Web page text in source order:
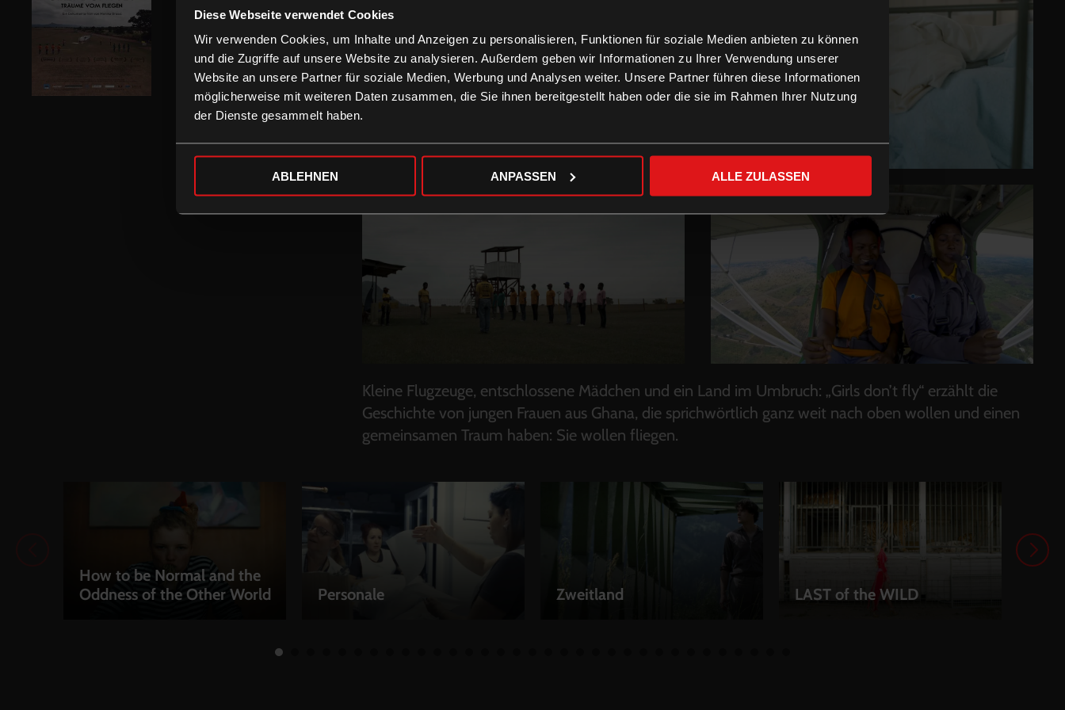
Diese Webseite verwendet Cookies
Wir verwenden Cookies, um Inhalte und Anzeigen zu personalisieren, Funktionen für soziale Medien anbieten zu können
und die Zugriffe auf unsere Website zu analysieren. Außerdem geben wir Informationen zu Ihrer Verwendung unserer
Website an unsere Partner für soziale Medien, Werbung und Analysen weiter. Unsere Partner führen diese Informationen
möglicherweise mit weiteren Daten zusammen, die Sie ihnen bereitgestellt haben oder die sie im Rahmen Ihrer Nutzung
der Dienste gesammelt haben.
ABLEHNEN ANPASSEN ALLE ZULASSEN
Kleine Flugzeuge, entschlossene Mädchen und ein Land im Umbruch: „Girls don’t fly“ erzählt die
Geschichte von jungen Frauen aus Ghana, die sprichwörtlich ganz weit nach oben wollen und einen
gemeinsamen Traum haben: Sie wollen fliegen.
How to be Normal and the
Oddness of the Other World
LEIHEN Personale
LEIHEN Zweitland
LEIHEN LAST of the WILD
LEIHEN